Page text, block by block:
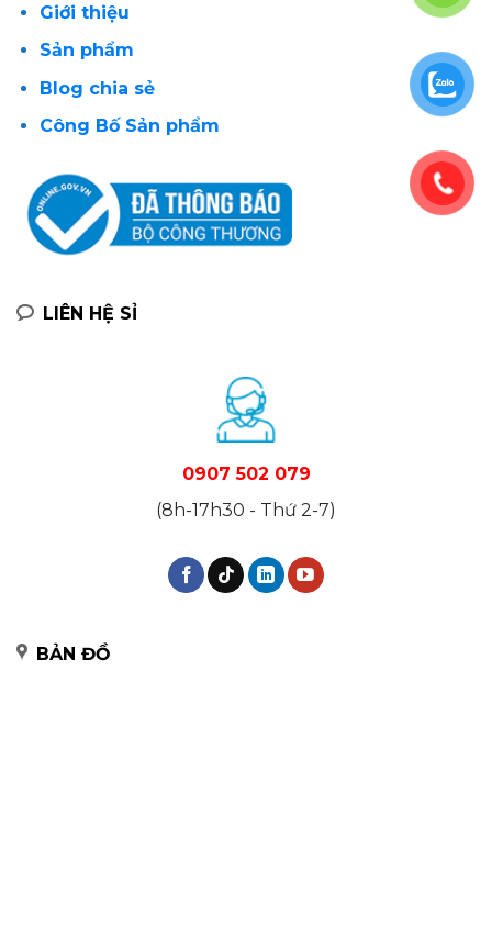
Giới thiệu
Sản phẩm
Blog chia sẻ
Công Bố Sản phẩm
LIÊN HỆ SỈ
0907 502 079
(8h-17h30 - Thứ 2-7)
BẢN ĐỒ